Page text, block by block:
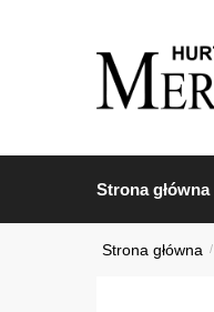
Strona główna
Strona główna /